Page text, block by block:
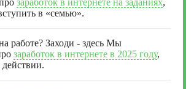
заработок в интернете на заданиях,
в «семью».
работе? Заходи - здесь Мы
заработок в интернете в 2025 году,